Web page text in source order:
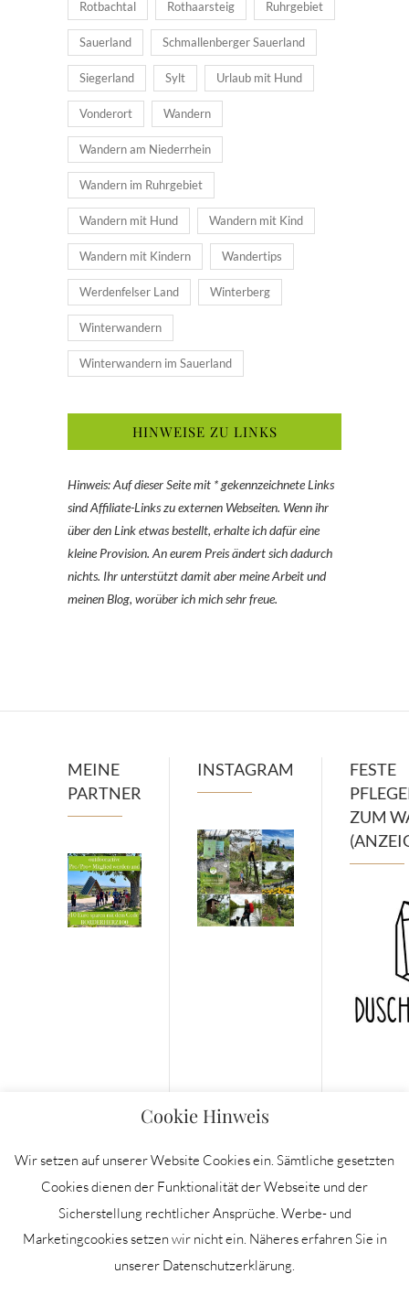
Rotbachtal Rothaarsteig Ruhrgebiet
Sauerland Schmallenberger Sauerland
Siegerland Sylt Urlaub mit Hund
Vonderort Wandern
Wandern am Niederrhein
Wandern im Ruhrgebiet
Wandern mit Hund Wandern mit Kind
Wandern mit Kindern Wandertips
Werdenfelser Land Winterberg
Winterwandern
Winterwandern im Sauerland
HINWEISE ZU LINKS
Hinweis: Auf dieser Seite mit * gekennzeichnete Links
sind Affiliate-Links zu externen Webseiten. Wenn ihr
über den Link etwas bestellt, erhalte ich dafür eine
kleine Provision. An eurem Preis ändert sich dadurch
nichts. Ihr unterstützt damit aber meine Arbeit und
meinen Blog, worüber ich mich sehr freue.
MEINE
PARTNER
INSTAGRAM
FESTE
ZUM
IMPRESSUM
DATENSCHUTZERKLÄRUNG
Cookie Hinweis
Wir setzen auf unserer Website Cookies ein. Sämtliche gesetzten
Cookies dienen der Funktionalität der Webseite und der
Sicherstellung rechtlicher Ansprüche. Werbe- und
Marketingcookies setzen wir nicht ein. Näheres erfahren Sie in
unserer Datenschutzerklärung.